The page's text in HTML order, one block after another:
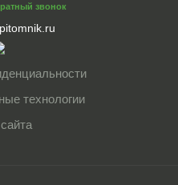
звонок
технологии